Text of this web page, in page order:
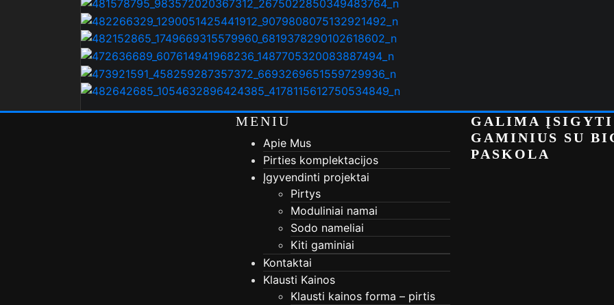
MENIU
Apie Mus
Pirties komplektacijos
Įgyvendinti projektai
Pirtys
Moduliniai namai
Sodo nameliai
Kiti gaminiai
Kontaktai
Klausti Kainos
Klausti kainos forma – pirtis
GALIMA ĮSIGYTI
GAMINIUS SU
PASKOLA